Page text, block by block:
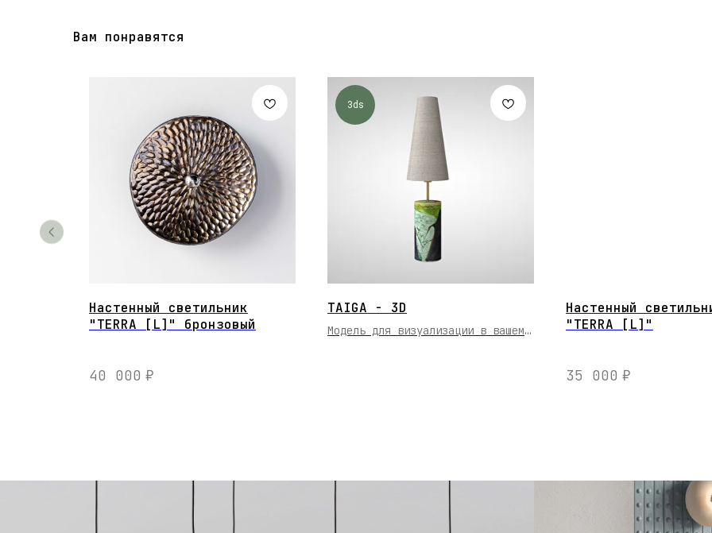
Вам понравятся
Настенный светильник
"TERRA [L]" бронзовый
40 000 ₽
3ds
TAIGA - 3D
Модель для визуализации в вашем
Настенный
"TERRA [L]"
35 000 ₽